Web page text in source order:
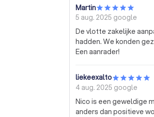
Martin
5 aug. 2025 google
De vlotte zakelijke
hadden. We konden
Een aanrader!
liekeexalto
4 aug. 2025 google
Nico is een geweldige
anders dan positieve